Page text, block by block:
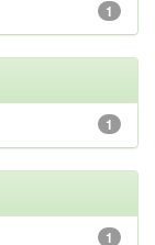
1
1
1